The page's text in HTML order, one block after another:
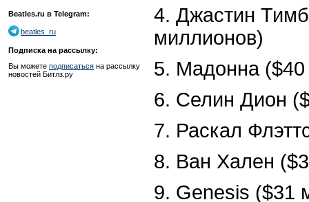
Beatles.ru в Telegram:
beatles_ru
Подписка на рассылку:
Вы можете подписаться на рассылку
новостей Битлз.ру
4. Джастин
миллионов)
5. Мадонна
6. Селин Дион
7. Раскал
8. Ван Хален
9. Genesis ($31